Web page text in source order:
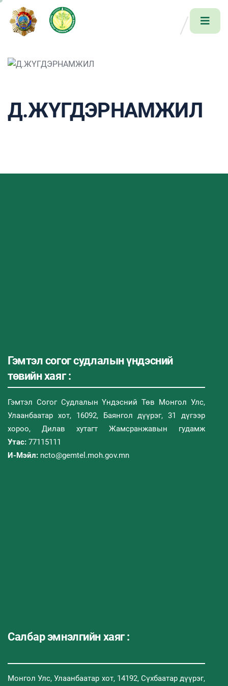
Д.ЖҮГДЭРНАМЖИЛ
Гэмтэл согог судлалын үндэсний
төвийн хаяг :
Гэмтэл Согог Судлалын Үндэсний Төв Монгол Улс,
Улаанбаатар хот, 16092, Баянгол дүүрэг, 31 дүгээр
хороо, Дилав хутагт Жамсранжавын гудамж
Утас: 77115111
И-Мэйл: ncto@gemtel.moh.gov.mn
Салбар эмнэлгийн хаяг :
Монгол Улс, Улаанбаатар хот, 14192, Сүхбаатар дүүрэг,